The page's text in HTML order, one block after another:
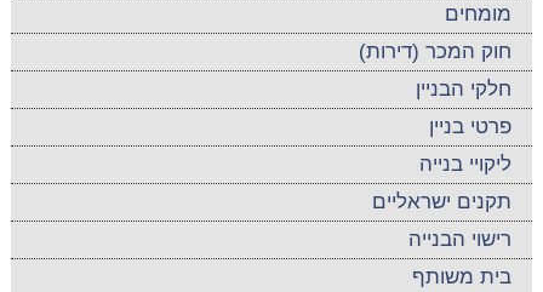
מומחים
חוק המכר (דירות)
חלקי הבניין
פרטי בניין
ליקויי בנייה
תקנים ישראליים
רישוי הבנייה
בית משותף